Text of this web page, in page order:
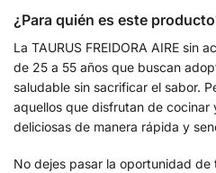
¿Para quién es este
La TAURUS FREIDORA AIRE sin
de 25 a 55 años que buscan
saludable sin sacrificar el sabor.
aquellos que disfrutan de cocinar
deliciosas de manera rápida y
No dejes pasar la oportunidad